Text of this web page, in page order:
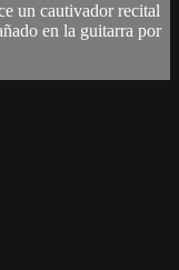
un cautivador recital
en la guitarra por